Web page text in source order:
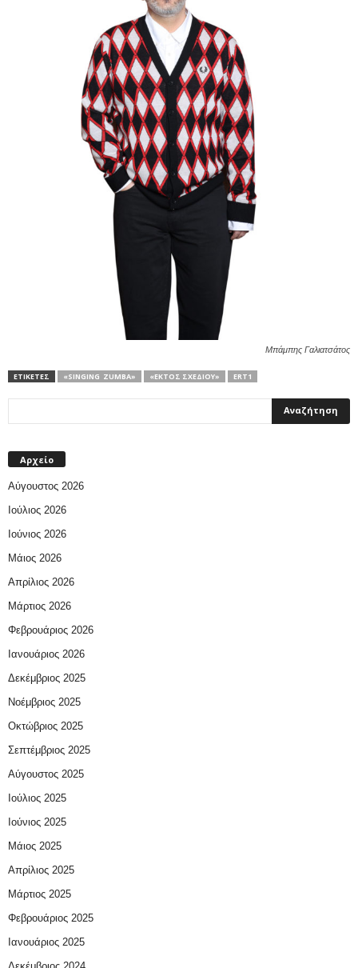
Μπάμπης Γαλιατσάτος
ΕΤΙΚΕΤΕΣ «SINGING ZUMBA» «ΕΚΤΌΣ ΣΧΕΔΊΟΥ» ERT1
Αρχείο
Αύγουστος 2026
Ιούλιος 2026
Ιούνιος 2026
Μάιος 2026
Απρίλιος 2026
Μάρτιος 2026
Φεβρουάριος 2026
Ιανουάριος 2026
Δεκέμβριος 2025
Νοέμβριος 2025
Οκτώβριος 2025
Σεπτέμβριος 2025
Αύγουστος 2025
Ιούλιος 2025
Ιούνιος 2025
Μάιος 2025
Απρίλιος 2025
Μάρτιος 2025
Φεβρουάριος 2025
Ιανουάριος 2025